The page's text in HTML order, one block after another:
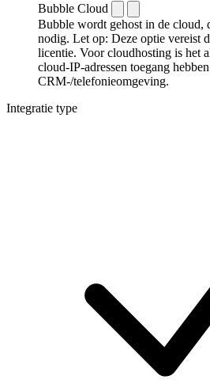
Bubble Cloud
Bubble wordt gehost in de cloud,
nodig. Let op: Deze optie vereist
licentie. Voor cloudhosting is het
cloud-IP-adressen toegang
CRM-/telefonieomgeving.
Integratie type